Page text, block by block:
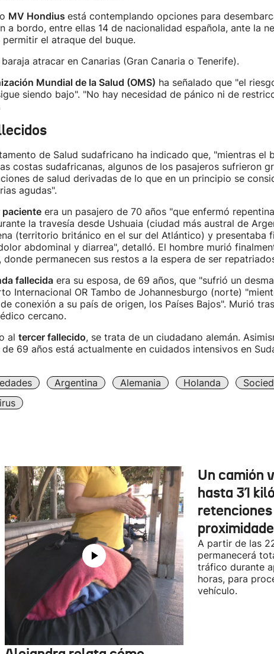
MV Hondius está contemplando opciones para
a bordo, entre ellas 14 de nacionalidad española, ante la
permitir el atraque del buque.
atracar en Canarias (Gran Canaria o Tenerife).
Mundial de la Salud (OMS) ha señalado que "el
siendo bajo". "No hay necesidad de pánico ni de
de Salud sudafricano ha indicado que, "mientras el
costas sudafricanas, algunos de los pasajeros sufrieron
de salud derivadas de lo que en un principio se
agudas".
pacienteera un pasajero de 70 años "que enfermó
la travesía desde Ushuaia (ciudad más austral de
(territorio británico en el sur del Atlántico) y presentaba
abdominal y diarrea", detalló. El hombre murió
donde permanecen sus restos a la espera de ser
fallecidaera su esposa, de 69 años, que "sufrió un
Internacional OR Tambo de Johannesburgo (norte)
conexión a su país de origen, los Países Bajos". Murió
cercano.
al tercer fallecido, se trata de un ciudadano alemán.
69 años está actualmente en cuidados intensivos en
Argentina Alemania Holanda
Un camión
hasta 31
A partir de las
permanecerá
tráfico durante
horas, para
vehículo.